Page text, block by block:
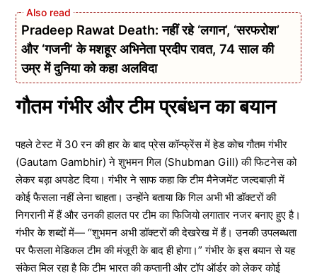
Pradeep Rawat Death: नहीं रहे ‘लगान’, ‘सरफरोश’
और ‘गजनी’ के मशहूर अभिनेता प्रदीप रावत, 74 साल की
उम्र में दुनिया को कहा अलविदा
गौतम गंभीर और टीम प्रबंधन का बयान
पहले टेस्ट में 30 रन की हार के बाद प्रेस कॉन्फ्रेंस में हेड कोच गौतम गंभीर
(Gautam Gambhir) ने शुभमन गिल (Shubman Gill) की फिटनेस को
लेकर बड़ा अपडेट दिया। गंभीर ने साफ कहा कि टीम मैनेजमेंट जल्दबाज़ी में
कोई फैसला नहीं लेना चाहता। उन्होंने बताया कि गिल अभी भी डॉक्टरों की
निगरानी में हैं और उनकी हालत पर टीम का फिजियो लगातार नजर बनाए हुए है।
गंभीर के शब्दों में— “शुभमन अभी डॉक्टरों की देखरेख में हैं। उनकी उपलब्धता
पर फैसला मेडिकल टीम की मंजूरी के बाद ही होगा।” गंभीर के इस बयान से यह
संकेत मिल रहा है कि टीम भारत की कप्तानी और टॉप ऑर्डर को लेकर कोई